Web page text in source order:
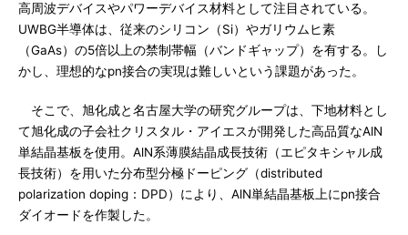
高周波デバイスやパワーデバイス材料として注目されている。
UWBG半導体は、従来のシリコン（Si）やガリウムヒ素
（GaAs）の5倍以上の禁制帯幅（バンドギャップ）を有する。し
かし、理想的なpn接合の実現は難しいという課題があった。
そこで、旭化成と名古屋大学の研究グループは、下地材料とし
て旭化成の子会社クリスタル・アイエスが開発した高品質なAlN
単結晶基板を使用。AlN系薄膜結晶成長技術（エピタキシャル成
長技術）を用いた分布型分極ドーピング（distributed
polarization doping：DPD）により、AlN単結晶基板上にpn接合
ダイオードを作製した。